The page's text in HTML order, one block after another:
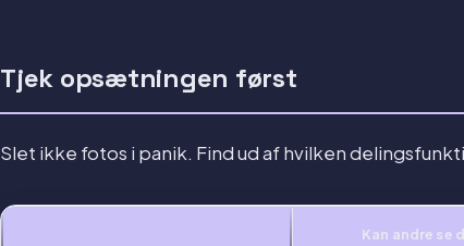
Tjek opsætningen først
Slet ikke fotos i panik. Find ud af hvilken
Kan andre se